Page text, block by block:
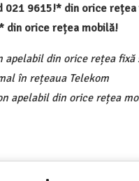
021 9615!* din orice rețea
din orice rețea mobilă!
apelabil din orice rețea fixă
în rețeaua Telekom
apelabil din orice rețea